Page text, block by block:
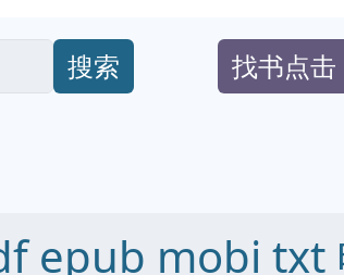
搜索 找书点击
epub mobi txt